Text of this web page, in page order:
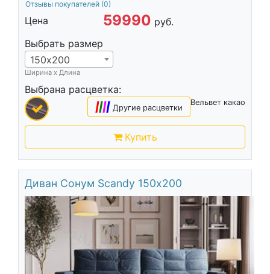
Отзывы покупателей (0)
Цена 59990 руб.
Выбрать размер
150х200
Ширина х Длина
Выбрана расцветка:
Вельвет какао
|||| Другие расцветки
Купить
Диван Сонум Sсandy 150х200